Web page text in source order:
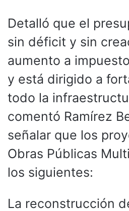
Detalló que el
sin déficit y sin
aumento a
y está dirigido a
todo la
comentó Ramírez
señalar que los
Obras Públicas
los siguientes:
La reconstrucción